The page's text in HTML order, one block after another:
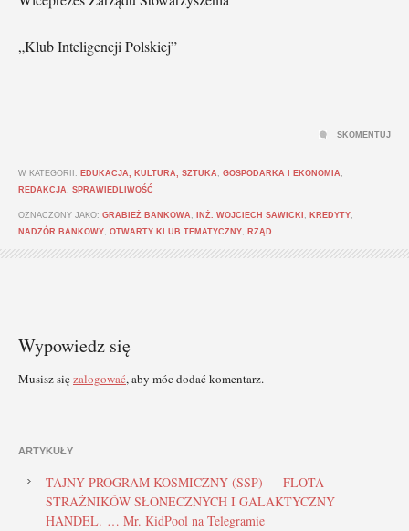
„Klub Inteligencji Polskiej”
W KATEGORII: EDUKACJA, KULTURA, SZTUKA , GOSPODARKA I EKONOMIA ,
REDAKCJA , SPRAWIEDLIWOŚĆ
OZNACZONY JAKO: GRABIEŻ BANKOWA , INŻ. WOJCIECH SAWICKI , KREDYTY,
NADZÓR BANKOWY, OTWARTY KLUB TEMATYCZNY, RZĄD
SKOMENTUJ
Wypowiedz się
Musisz sięzalogować, aby móc dodać komentarz.
ARTYKUŁY
TAJNY PROGRAM KOSMICZNY (SSP) — FLOTA
STRAŻNIKÓW SŁONECZNYCH I GALAKTYCZNY
HANDEL. … Mr. KidPool na Telegramie